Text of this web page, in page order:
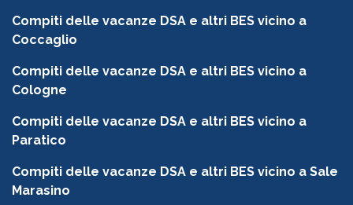
Compiti delle vacanze DSA e altri BES vicino a
Coccaglio
Compiti delle vacanze DSA e altri BES vicino a
Cologne
Compiti delle vacanze DSA e altri BES vicino a
Paratico
Compiti delle vacanze DSA e altri BES vicino a Sale
Marasino